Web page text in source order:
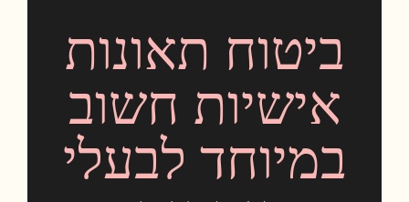
ביטוח תאונות
אישיות חשוב
במיוחד לבעלי